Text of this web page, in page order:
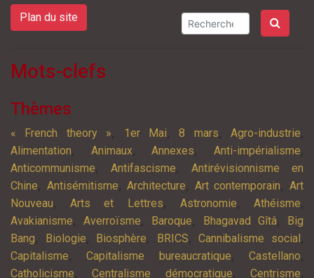
Plan du site
Mots-clefs
Thèmes
« French theory », 1er Mai,8 mars, Agro-industrie,
Alimentation, Animaux,Annexes,Anti-impérialisme,
Anticommunisme, Antifascisme, Antirévisionnisme en
Chine, Antisémitisme,Architecture, Art contemporain,Art
Nouveau,Arts et Lettres, Astronomie,Athéisme,
Avakianisme,Averroïsme, Baroque, Bhagavad Gîtâ,
Big
Bang, Biologie, Biosphère, BRICS,Cannibalisme social ,
Capitalisme,Capitalisme bureaucratique,Castellano,
Catholicisme,Centralisme démocratique,Centrisme,